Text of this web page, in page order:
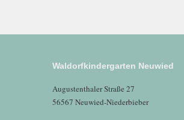
Waldorfkindergarten Neuwied
Augustenthaler Straße 27
56567 Neuwied-Niederbieber